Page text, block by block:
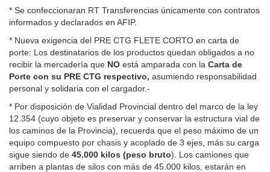
* Se confeccionaran RT Transferencias únicamente con contratos
informados y declarados en AFIP.
* Nueva exigencia del PRE CTG FLETE CORTO en carta de
porte: Los destinatarios de los productos quedan obligados a no
recibir la mercadería que NO está amparada con la Carta de
Porte con su PRE CTG respectivo, asumiendo responsabilidad
personal y solidaria con el cargador.-
* Por disposición de Vialidad Provincial dentro del marco de la ley
12.354 (cuyo objeto es preservar y conservar la estructura vial de
los caminos de la Provincia), recuerda que el peso máximo de un
equipo compuesto por chasis y acoplado de 3 ejes, más su carga
sigue siendo de 45.000 kilos (peso bruto). Los camiones que
arriben a plantas de silos con más de 45.000 kilos, estarán en